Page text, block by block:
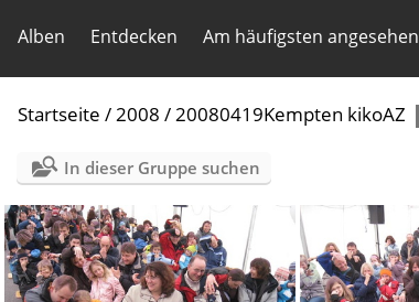
Alben Entdecken Am häufigsten angesehen
Startseite /2008 /20080419Kempten kikoAZ
In dieser Gruppe suchen